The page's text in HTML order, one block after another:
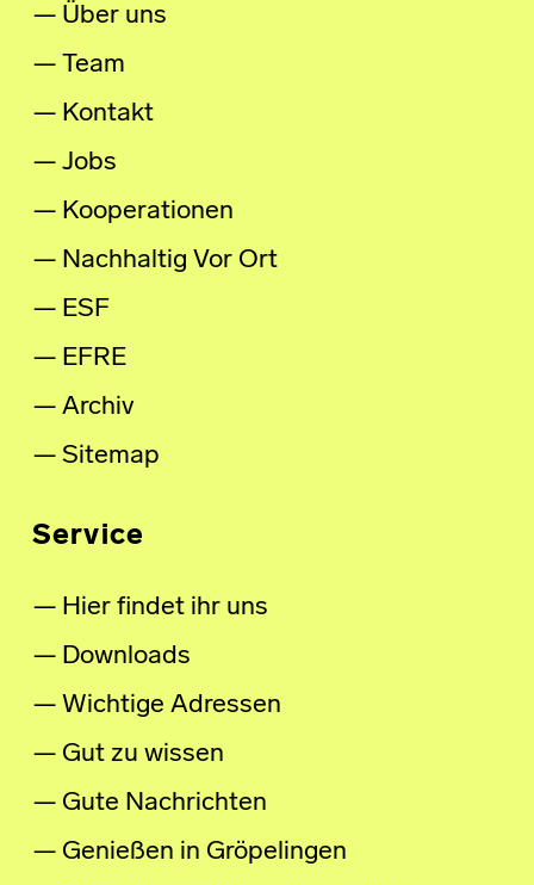
Über uns
Team
Kontakt
Jobs
Kooperationen
Nachhaltig Vor Ort
ESF
EFRE
Archiv
Sitemap
Service
Hier findet ihr uns
Downloads
Wichtige Adressen
Gut zu wissen
Gute Nachrichten
Genießen in Gröpelingen